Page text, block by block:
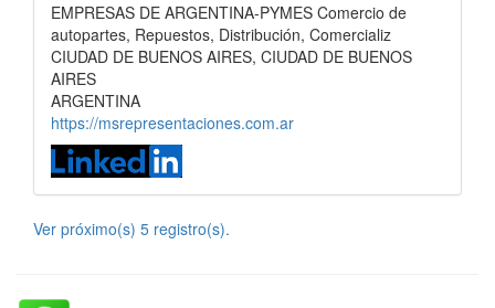
EMPRESAS DE ARGENTINA-PYMES Comercio de
autopartes, Repuestos, Distribución, Comercializ
CIUDAD DE BUENOS AIRES, CIUDAD DE BUENOS
AIRES
ARGENTINA
https://msrepresentaciones.com.ar
Ver próximo(s) 5 registro(s).